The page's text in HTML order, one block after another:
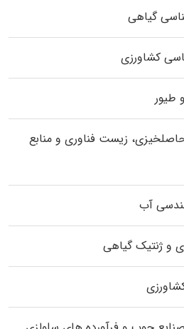
گیاهی
کشاورزی
طیور
زیست فناوری و منابع
آب
و ژنتیک گیاهی